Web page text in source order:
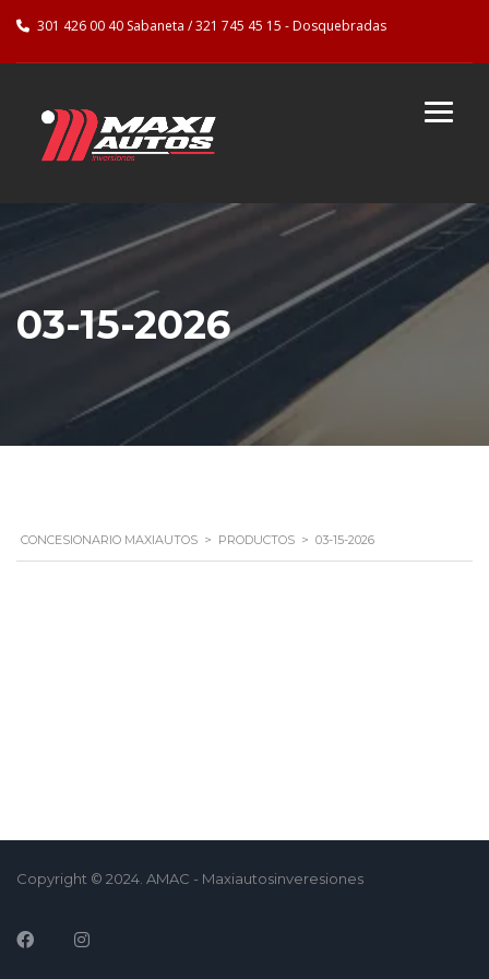
301 426 00 40 Sabaneta / 321 745 45 15 - Dosquebradas
03-15-2026
CONCESIONARIO MAXIAUTOS > PRODUCTOS > 03-15-2026
Copyright © 2024. AMAC - Maxiautosinveresiones